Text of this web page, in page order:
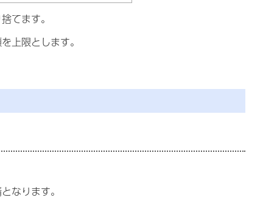
てます。
上限とします。
なります。